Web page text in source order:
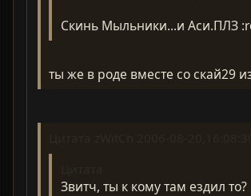
Скинь Мыльники...и Аси.ПЛЗ
ты же в роде вместе со скай29
Звитч, ты к кому там ездил то?